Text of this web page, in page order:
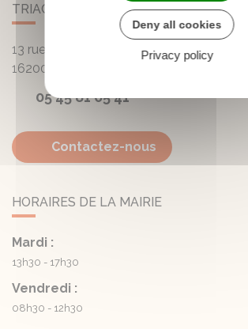
TRIAC-LAUTRAIT
13 rue de la Mairie - Lautrait
16200
05 45 81 05 41
Contactez-nous
HORAIRES DE LA MAIRIE
Mardi :
13h30 - 17h30
Vendredi :
08h30 - 12h30
Deny all cookies
Privacy policy